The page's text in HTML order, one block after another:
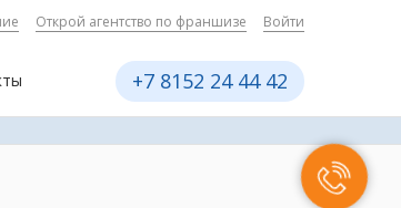
Открой агентство по франшизе Войти
+7 8152 24 44 42